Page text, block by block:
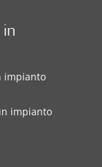
in
impianto
impianto